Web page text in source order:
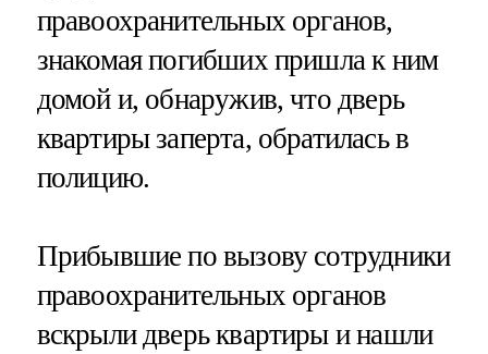
правоохранительных органов,
знакомая погибших пришла к ним
домой и, обнаружив, что дверь
квартиры заперта, обратилась в
полицию.
Прибывшие по вызову сотрудники
правоохранительных органов
вскрыли дверь квартиры и нашли